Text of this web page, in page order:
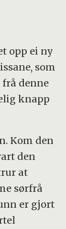
opp ei ny
som
denne
knapp
Kom den
den
at
sørfrå
er gjort